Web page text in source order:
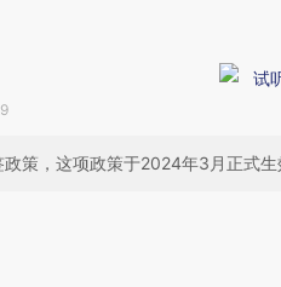
试
策，这项政策于2024年3月正式生